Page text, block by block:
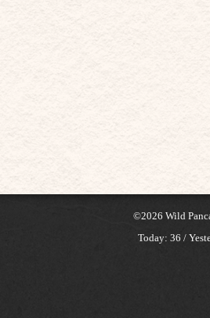
©2026 Wild
Today: 36 /